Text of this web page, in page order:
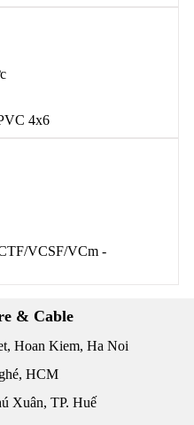
4x6
VCSF/VCm -
& Cable
Hoan Kiem, Ha Noi
HCM
Xuân, TP. Huế